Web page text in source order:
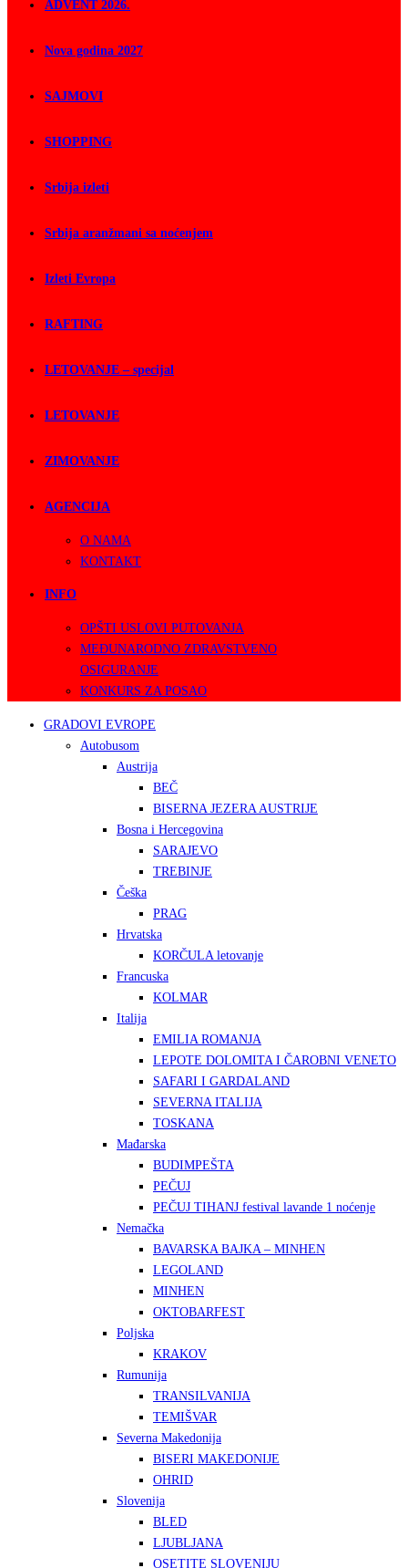
ADVENT 2026.
Nova godina 2027
SAJMOVI
SHOPPING
Srbija izleti
Srbija aranžmani sa noćenjem
Izleti Evropa
RAFTING
LETOVANJE – specijal
LETOVANJE
ZIMOVANJE
AGENCIJA
O NAMA
KONTAKT
INFO
OPŠTI USLOVI PUTOVANJA
MEĐUNARODNO ZDRAVSTVENO
OSIGURANJE
KONKURS ZA POSAO
GRADOVI EVROPE
Autobusom
Austrija
BEČ
BISERNA JEZERA AUSTRIJE
Bosna i Hercegovina
SARAJEVO
TREBINJE
Češka
PRAG
Hrvatska
KORČULA letovanje
Francuska
KOLMAR
Italija
EMILIA ROMANJA
LEPOTE DOLOMITA I ČAROBNI VENETO
SAFARI I GARDALAND
SEVERNA ITALIJA
TOSKANA
Mađarska
BUDIMPEŠTA
PEČUJ
PEČUJ TIHANJ festival lavande 1 noćenje
Nemačka
BAVARSKA BAJKA – MINHEN
LEGOLAND
MINHEN
OKTOBARFEST
Poljska
KRAKOV
Rumunija
TRANSILVANIJA
TEMIŠVAR
Severna Makedonija
BISERI MAKEDONIJE
OHRID
Slovenija
BLED
LJUBLJANA
OSETITE SLOVENIJU